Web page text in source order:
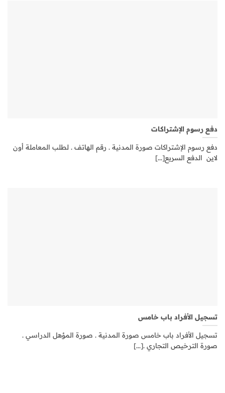
دفع رسوم الإشتراكات
دفع رسوم الإشتراكات صورة المدنية . رقم الهاتف . لطلب المعاملة أون
لاين الدفع السريع[...]
تسجيل الأفراد باب خامس
تسجيل الأفراد باب خامس صورة المدنية . صورة المؤهل الدراسي .
صورة الترخيص التجاري .[...]